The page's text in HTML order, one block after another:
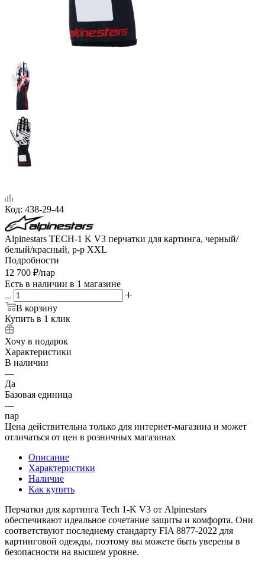
Код: 438-29-44
Alpinestars TECH-1 K V3 перчатки для картинга, черный/
белый/красный, р-р XXL
Подробности
12 700 ₽/пар
Есть в наличии в 1 магазине
В корзину
Купить в 1 клик
Хочу в подарок
Характеристики
В наличии
—
Да
Базовая единица
—
пар
Цена действительна только для интернет-магазина и может
отличаться от цен в розничных магазинах
Описание
Характеристики
Наличие
Как купить
Перчатки для картинга Tech 1-K V3 от Alpinestars
обеспечивают идеальное сочетание защиты и комфорта. Они
соответствуют последнему стандарту FIA 8877-2022 для
картинговой одежды, поэтому вы можете быть уверены в
безопасности на высшем уровне.